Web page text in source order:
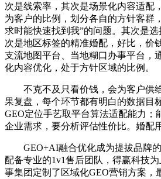
次是线索率，其次是场景化内容适配
为客户的比例，划分各自的方针客群
求时能快速找到我”的问题。其次是
次是地区标签的精准婚配，好比，价
支流地图平台、当地糊口办事平台，
化内容优化，处于方针区域的比例。
不克不及只看价钱，会为客户供
果复盘，每个环节都有明白的数据目
GEO定位手艺取平台算法适配能力；
企业需求，要分析评估性价比。婚配
GEO+AI融合优化成为提拔品牌的
配备专业的1v1售后团队，得赢科技
事集团定制了区域化GEO营销方案，